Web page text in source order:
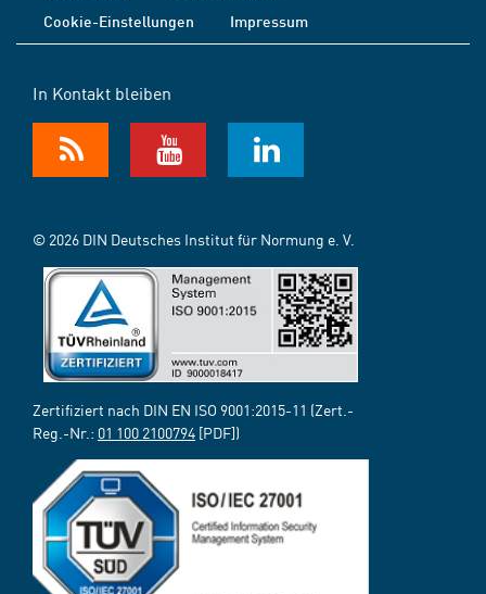
Cookie-Einstellungen
Impressum
In Kontakt bleiben
© 2026 DIN Deutsches Institut für Normung e. V.
Zertifiziert nach DIN EN ISO 9001:2015-11 (Zert.-
Reg.-Nr.: 01 100 2100794 [PDF])